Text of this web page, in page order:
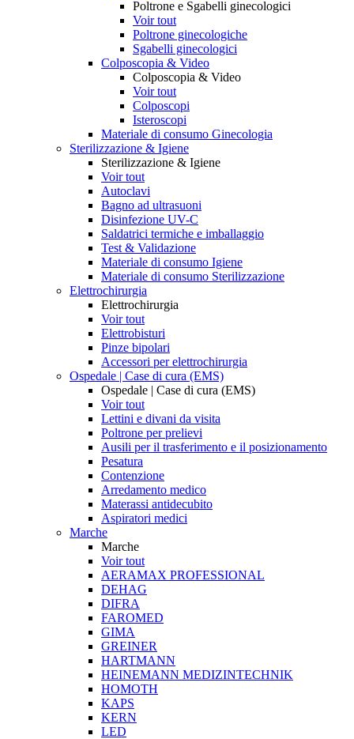
Poltrone e Sgabelli ginecologici
Voir tout
Poltrone ginecologiche
Sgabelli ginecologici
Colposcopia & Video
Colposcopia & Video
Voir tout
Colposcopi
Isteroscopi
Materiale di consumo Ginecologia
Sterilizzazione & Igiene
Sterilizzazione & Igiene
Voir tout
Autoclavi
Bagno ad ultrasuoni
Disinfezione UV-C
Saldatrici termiche e imballaggio
Test & Validazione
Materiale di consumo Igiene
Materiale di consumo Sterilizzazione
Elettrochirurgia
Elettrochirurgia
Voir tout
Elettrobisturi
Pinze bipolari
Accessori per elettrochirurgia
Ospedale | Case di cura (EMS)
Ospedale | Case di cura (EMS)
Voir tout
Lettini e divani da visita
Poltrone per prelievi
Ausili per il trasferimento e il posizionamento
Pesatura
Contenzione
Arredamento medico
Materassi antidecubito
Aspiratori medici
Marche
Marche
Voir tout
AERAMAX PROFESSIONAL
DEHAG
DIFRA
FAROMED
GIMA
GREINER
HARTMANN
HEINEMANN MEDIZINTECHNIK
HOMOTH
KAPS
KERN
LED